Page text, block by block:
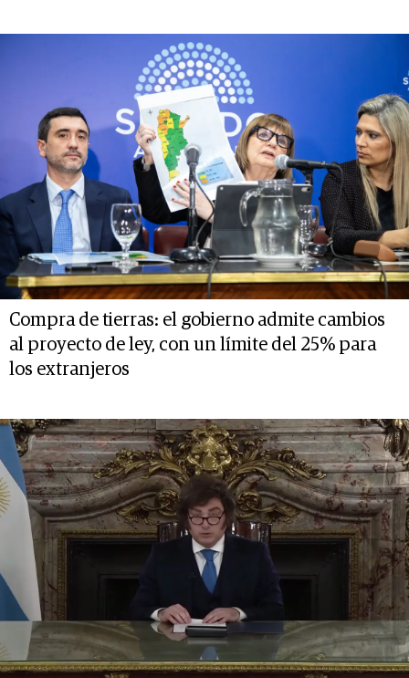
Compra de tierras: el gobierno admite cambios
al proyecto de ley, con un límite del 25% para
los extranjeros